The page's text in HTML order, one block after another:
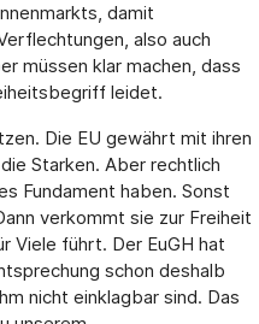
damit
also auch
müssen klar machen, dass
leidet.
Die EU gewährt mit ihren
Starken. Aber rechtlich
Fundament haben. Sonst
verkommt sie zur Freiheit
Viele führt. Der EuGH hat
schon deshalb
nicht einklagbar sind. Das